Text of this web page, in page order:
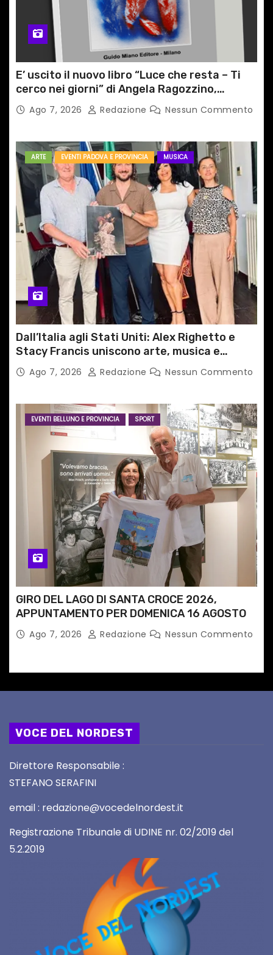
E’ uscito il nuovo libro “Luce che resta – Ti
cerco nei giorni” di Angela Ragozzino,
medico primario di Capua
Ago 7, 2026 Redazione Nessun Commento
ARTE EVENTI PADOVA E PROVINCIA MUSICA
Dall’Italia agli Stati Uniti: Alex Righetto e
Stacy Francis uniscono arte, musica e
tecnologia in un nuovo progetto
internazionale”
Ago 7, 2026 Redazione Nessun Commento
EVENTI BELLUNO E PROVINCIA SPORT
GIRO DEL LAGO DI SANTA CROCE 2026,
APPUNTAMENTO PER DOMENICA 16 AGOSTO
Ago 7, 2026 Redazione Nessun Commento
VOCE DEL NORDEST
Direttore Responsabile :
STEFANO SERAFINI
email : redazione@vocedelnordest.it
Registrazione Tribunale di UDINE nr. 02/2019 del
5.2.2019